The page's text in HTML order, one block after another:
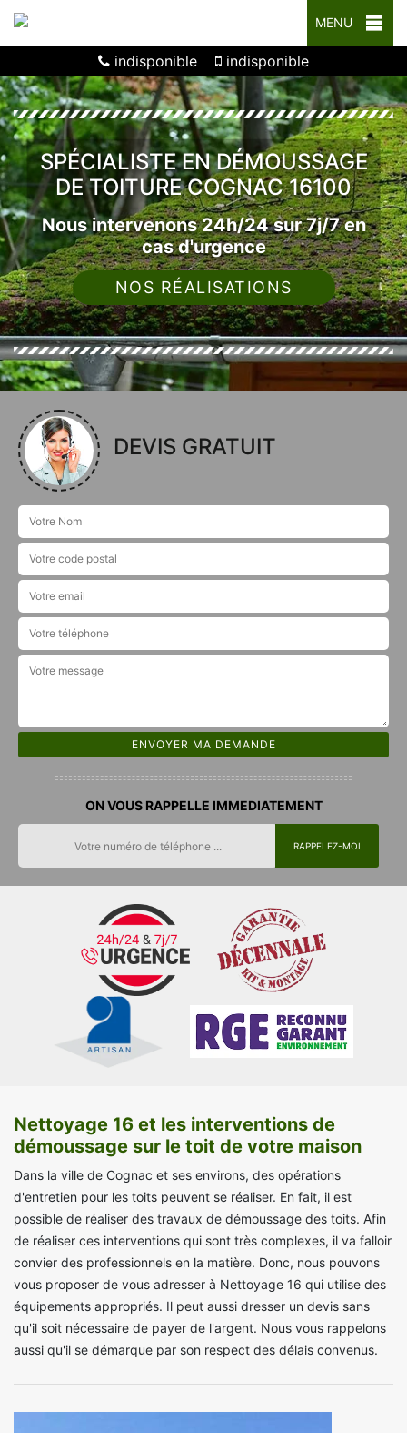
MENU
indisponible indisponible
SPÉCIALISTE EN DÉMOUSSAGE
DE TOITURE COGNAC 16100
Nous intervenons 24h/24 sur 7j/7 en
cas d'urgence
NOS RÉALISATIONS
DEVIS GRATUIT
ON VOUS RAPPELLE IMMEDIATEMENT
Nettoyage 16 et les interventions de
démoussage sur le toit de votre maison
Dans la ville de Cognac et ses environs, des opérations
d'entretien pour les toits peuvent se réaliser. En fait, il est
possible de réaliser des travaux de démoussage des toits. Afin
de réaliser ces interventions qui sont très complexes, il va falloir
convier des professionnels en la matière. Donc, nous pouvons
vous proposer de vous adresser à Nettoyage 16 qui utilise des
équipements appropriés. Il peut aussi dresser un devis sans
qu'il soit nécessaire de payer de l'argent. Nous vous rappelons
aussi qu'il se démarque par son respect des délais convenus.